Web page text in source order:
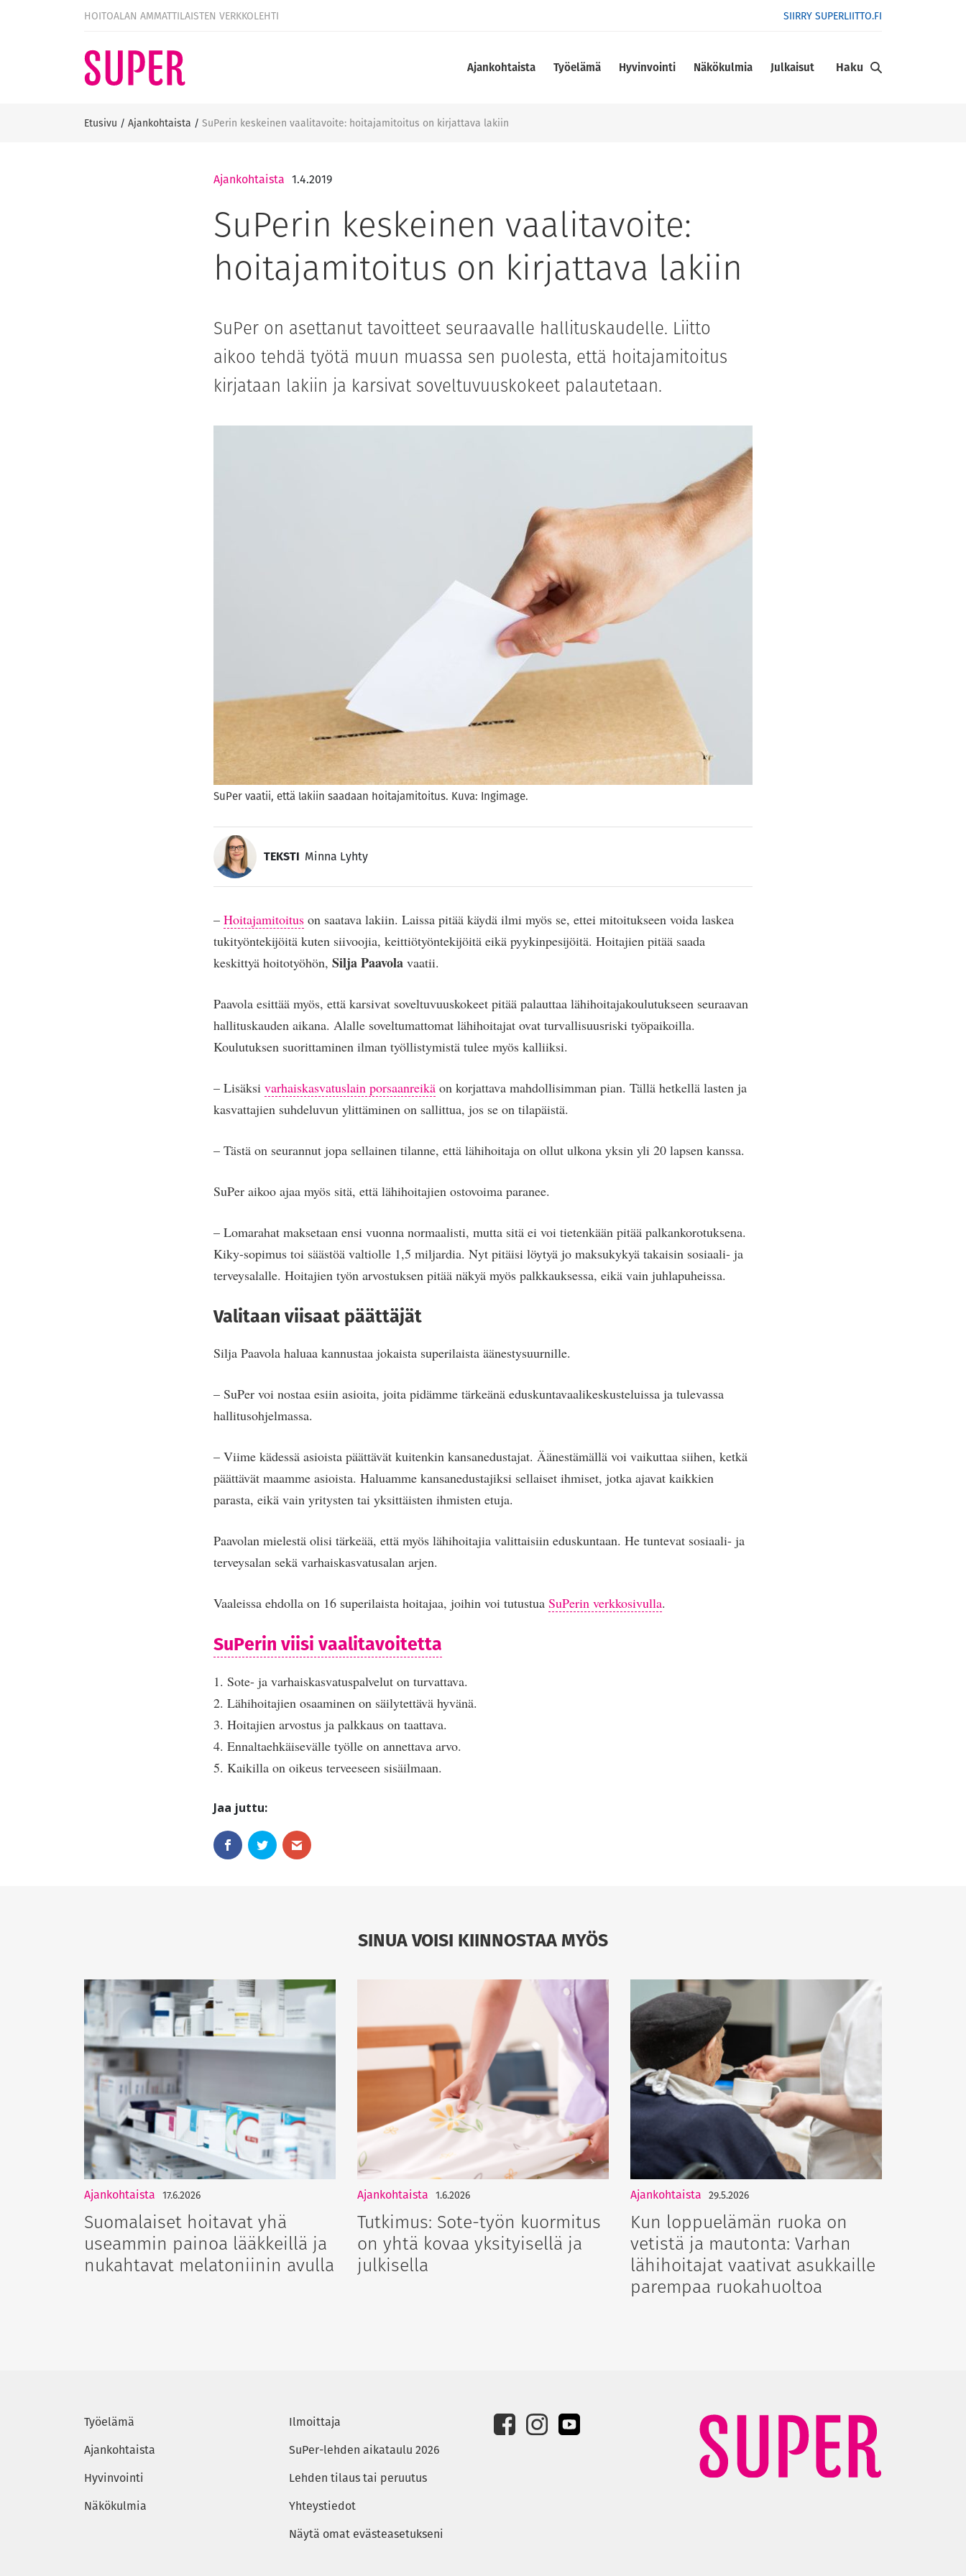
HOITOALAN AMMATTILAISTEN VERKKOLEHTI SIIRRY SUPERLIITTO.FI
Ajankohtaista Työelämä Hyvinvointi Näkökulmia Julkaisut Haku
Etusivu / Ajankohtaista / SuPerin keskeinen vaalitavoite: hoitajamitoitus on kirjattava lakiin
Ajankohtaista 1.4.2019
SuPerin keskeinen vaalitavoite:
hoitajamitoitus on kirjattava lakiin
SuPer on asettanut tavoitteet seuraavalle hallituskaudelle. Liitto
aikoo tehdä työtä muun muassa sen puolesta, että hoitajamitoitus
kirjataan lakiin ja karsivat soveltuvuuskokeet palautetaan.
SuPer vaatii, että lakiin saadaan hoitajamitoitus. Kuva: Ingimage.
TEKSTI Minna Lyhty
– Hoitajamitoitus on saatava lakiin. Laissa pitää käydä ilmi myös se, ettei mitoitukseen voida laskea
tukityöntekijöitä kuten siivoojia, keittiötyöntekijöitä eikä pyykinpesijöitä. Hoitajien pitää saada
keskittyä hoitotyöhön, Silja Paavola vaatii.
Paavola esittää myös, että karsivat soveltuvuuskokeet pitää palauttaa lähihoitajakoulutukseen seuraavan
hallituskauden aikana. Alalle soveltumattomat lähihoitajat ovat turvallisuusriski työpaikoilla.
Koulutuksen suorittaminen ilman työllistymistä tulee myös kalliiksi.
– Lisäksi varhaiskasvatuslain porsaanreikä on korjattava mahdollisimman pian. Tällä hetkellä lasten ja
kasvattajien suhdeluvun ylittäminen on sallittua, jos se on tilapäistä.
– Tästä on seurannut jopa sellainen tilanne, että lähihoitaja on ollut ulkona yksin yli 20 lapsen kanssa.
SuPer aikoo ajaa myös sitä, että lähihoitajien ostovoima paranee.
– Lomarahat maksetaan ensi vuonna normaalisti, mutta sitä ei voi tietenkään pitää palkankorotuksena.
Kiky-sopimus toi säästöä valtiolle 1,5 miljardia. Nyt pitäisi löytyä jo maksukykyä takaisin sosiaali- ja
terveysalalle. Hoitajien työn arvostuksen pitää näkyä myös palkkauksessa, eikä vain juhlapuheissa.
Valitaan viisaat päättäjät
Silja Paavola haluaa kannustaa jokaista superilaista äänestysuurnille.
– SuPer voi nostaa esiin asioita, joita pidämme tärkeänä eduskuntavaalikeskusteluissa ja tulevassa
hallitusohjelmassa.
– Viime kädessä asioista päättävät kuitenkin kansanedustajat. Äänestämällä voi vaikuttaa siihen, ketkä
päättävät maamme asioista. Haluamme kansanedustajiksi sellaiset ihmiset, jotka ajavat kaikkien
parasta, eikä vain yritysten tai yksittäisten ihmisten etuja.
Paavolan mielestä olisi tärkeää, että myös lähihoitajia valittaisiin eduskuntaan. He tuntevat sosiaali- ja
terveysalan sekä varhaiskasvatusalan arjen.
Vaaleissa ehdolla on 16 superilaista hoitajaa, joihin voi tutustua SuPerin verkkosivulla.
SuPerin viisi vaalitavoitetta
1. Sote- ja varhaiskasvatuspalvelut on turvattava.
2. Lähihoitajien osaaminen on säilytettävä hyvänä.
3. Hoitajien arvostus ja palkkaus on taattava.
4. Ennaltaehkäisevälle työlle on annettava arvo.
5. Kaikilla on oikeus terveeseen sisäilmaan.
SINUA VOISI KIINNOSTAA MYÖS
Ajankohtaista 17.6.2026
Suomalaiset hoitavat yhä
useammin painoa lääkkeillä ja
nukahtavat melatoniinin avulla
Ajankohtaista 1.6.2026
Tutkimus: Sote-työn kuormitus
on yhtä kovaa yksityisellä ja
julkisella
Ajankohtaista 29.5.2026
Kun loppuelämän ruoka on
vetistä ja mautonta: Varhan
lähihoitajat vaativat asukkaille
parempaa ruokahuoltoa
Työelämä
Ajankohtaista
Hyvinvointi
Näkökulmia
Ilmoittaja
SuPer-lehden aikataulu 2026
Lehden tilaus tai peruutus
Yhteystiedot
Näytä omat evästeasetukseni